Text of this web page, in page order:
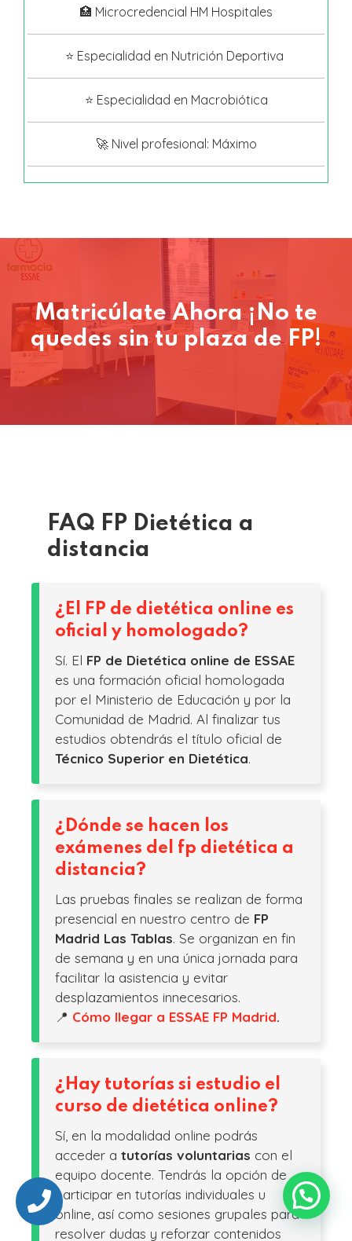
🏥 Microcredencial HM Hospitales
⭐ Especialidad en Nutrición Deportiva
⭐ Especialidad en Macrobiótica
🚀 Nivel profesional: Máximo
Matricúlate Ahora ¡No te
quedes sin tu plaza de FP!
FAQ FP Dietética a
distancia
¿El FP de dietética online es
oficial y homologado?
Sí. El FP de Dietética online de ESSAE
es una formación oficial homologada
por el Ministerio de Educación y por la
Comunidad de Madrid. Al finalizar tus
estudios obtendrás el título oficial de
Técnico Superior en Dietética.
¿Dónde se hacen los
exámenes del fp dietética a
distancia?
Las pruebas finales se realizan de forma
presencial en nuestro centro de FP
Madrid Las Tablas. Se organizan en fin
de semana y en una única jornada para
facilitar la asistencia y evitar
desplazamientos innecesarios.
📍 Cómo llegar a ESSAE FP Madrid.
¿Hay tutorías si estudio el
curso de dietética online?
Sí, en la modalidad online podrás
acceder a tutorías voluntarias con el
equipo docente. Tendrás la opción de
participar en tutorías individuales u
online, así como sesiones grupales para
resolver dudas y reforzar contenidos